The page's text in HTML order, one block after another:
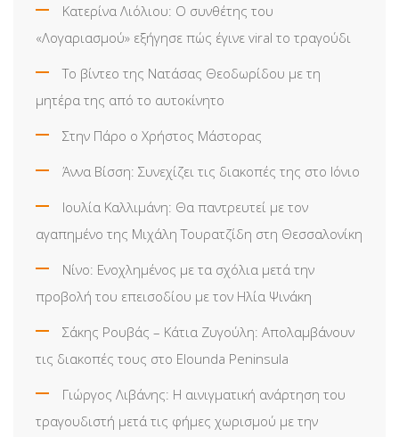
Κατερίνα Λιόλιου: Ο συνθέτης του
«Λογαριασμού» εξήγησε πώς έγινε viral το τραγούδι
Το βίντεο της Νατάσας Θεοδωρίδου με τη
μητέρα της από το αυτοκίνητο
Στην Πάρο ο Χρήστος Μάστορας
Άννα Βίσση: Συνεχίζει τις διακοπές της στο Ιόνιο
Ιουλία Καλλιμάνη: Θα παντρευτεί με τον
αγαπημένο της Μιχάλη Τουρατζίδη στη Θεσσαλονίκη
Νίνο: Ενοχλημένος με τα σχόλια μετά την
προβολή του επεισοδίου με τον Ηλία Ψινάκη
Σάκης Ρουβάς – Κάτια Ζυγούλη: Απολαμβάνουν
τις διακοπές τους στο Elounda Peninsula
Γιώργος Λιβάνης: Η αινιγματική ανάρτηση του
τραγουδιστή μετά τις φήμες χωρισμού με την